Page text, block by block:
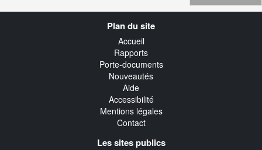
Plan du site
Accueil
Rapports
Porte-documents
Nouveautés
Aide
Accessibilité
Mentions légales
Contact
Les sites publics